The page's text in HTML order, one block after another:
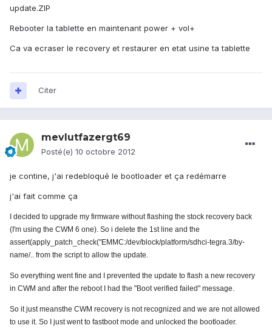
update.ZIP
Rebooter la tablette en maintenant power + vol+
Ca va ecraser le recovery et restaurer en etat usine ta tablette
Citer
mevlutfazergt69
Posté(e) 10 octobre 2012
je contine, j'ai redebloqué le bootloader et ça redémarre
j'ai fait comme ça
I decided to upgrade my firmware without flashing the stock recovery back
(I'm using the CWM 6 one). So i delete the 1st line and the
assert(apply_patch_check("EMMC:/dev/block/platform/sdhci-tegra.3/by-
name/.. from the script to allow the update.
So everything went fine and I prevented the update to flash a new recovery
in CWM and after the reboot I had the "Boot verified failed" message.
So it just meansthe CWM recovery is not recognized and we are not allowed
to use it. So I just went to fastboot mode and unlocked the bootloader.